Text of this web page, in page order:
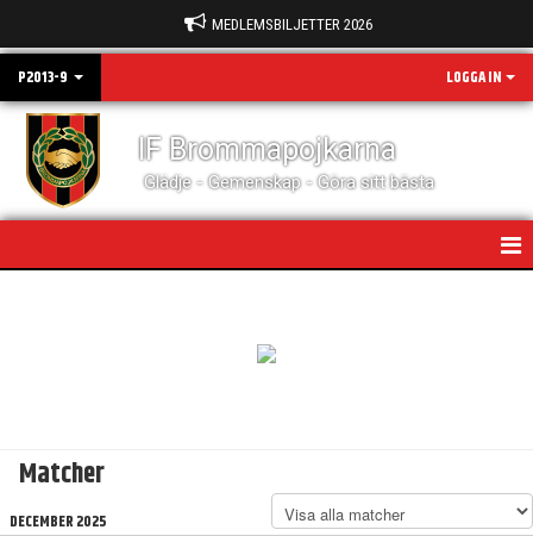
MEDLEMSBILJETTER 2026
P2013-9 LOGGA IN
IF Brommapojkarna
Glädje - Gemenskap - Göra sitt bästa
Matcher
DECEMBER 2025